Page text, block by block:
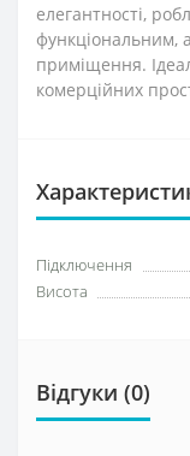
елегантності,
функціональним,
приміщення.
комерційних
Підключення
Висота
Відгуки (0)